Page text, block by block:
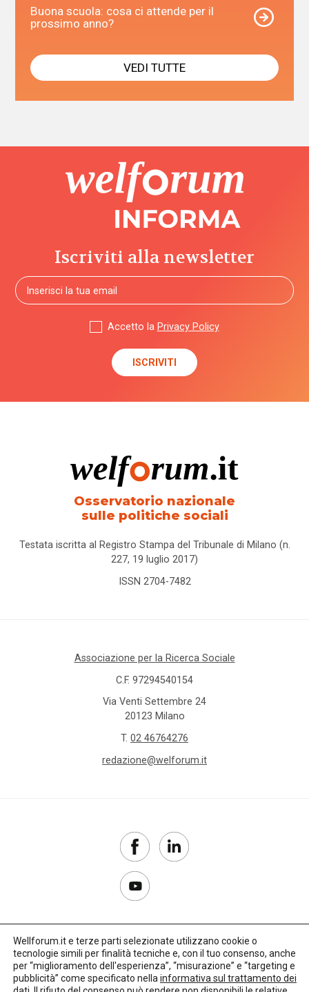
Buona scuola: cosa ci attende per il
prossimo anno?
VEDI TUTTE
Iscriviti alla newsletter
Accetto la Privacy Policy
Osservatorio nazionale
sulle politiche sociali
Testata iscritta al Registro Stampa del Tribunale di Milano (n.
227, 19 luglio 2017)
ISSN 2704-7482
Associazione per la Ricerca Sociale
C.F. 97294540154
Via Venti Settembre 24
20123 Milano
T. 02 46764276
redazione@welforum.it
Copyright 2017–2026
Privacy Policy
Wellforum.it e terze parti selezionate utilizzano cookie o
tecnologie simili per finalità tecniche e, con il tuo consenso, anche
per “miglioramento dell'esperienza”, “misurazione” e “targeting e
pubblicità” come specificato nella informativa sul trattamento dei